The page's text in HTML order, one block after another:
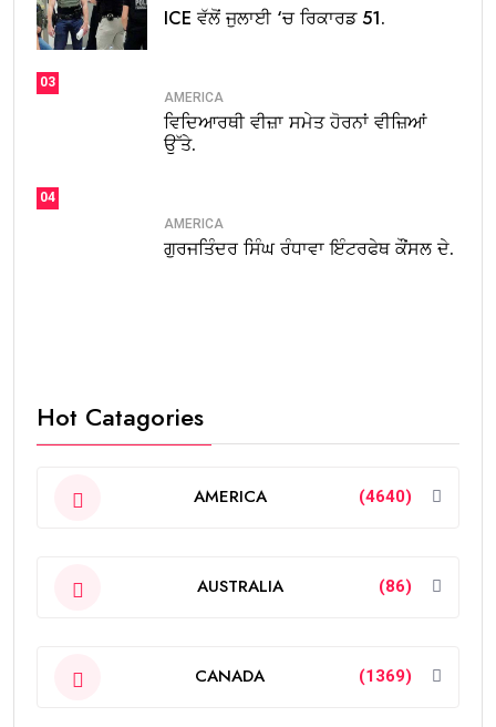
ICE ਵੱਲੋਂ ਜੁਲਾਈ ‘ਚ ਰਿਕਾਰਡ 51.
03
AMERICA
ਵਿਦਿਆਰਥੀ ਵੀਜ਼ਾ ਸਮੇਤ ਹੋਰਨਾਂ ਵੀਜ਼ਿਆਂ
ਉੱਤੇ.
04
AMERICA
ਗੁਰਜਤਿੰਦਰ ਸਿੰਘ ਰੰਧਾਵਾ ਇੰਟਰਫੇਥ ਕੌਂਸਲ ਦੇ.
Hot Catagories
AMERICA (4640)
AUSTRALIA (86)
CANADA (1369)